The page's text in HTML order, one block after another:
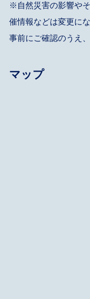
※自然災害の影響や
催情報などは変更に
事前にご確認のうえ
マップ